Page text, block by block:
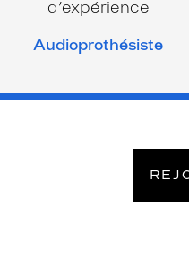
d’expérience
Audioprothésiste